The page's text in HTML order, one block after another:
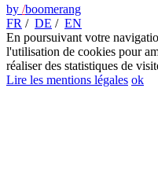
by /boomerang
FR / DE / EN
En poursuivant votre
l'utilisation de cookies pour
réaliser des statistiques de
Lire les mentions légales ok